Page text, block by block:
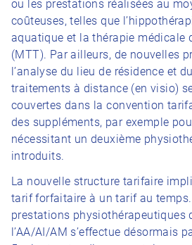
ou les prestations réalisées au
coûteuses, telles que
aquatique et la thérapie médicale
(MTT). Par ailleurs, de nouvelles
l’analyse du lieu de résidence et
traitements à distance (en visio)
couvertes dans la convention
des suppléments, par exemple
nécessitant un deuxième
introduits.
La nouvelle structure tarifaire
tarif forfaitaire à un tarif au
prestations physiothérapeutiques
l’AA/AI/AM s’effectue désormais